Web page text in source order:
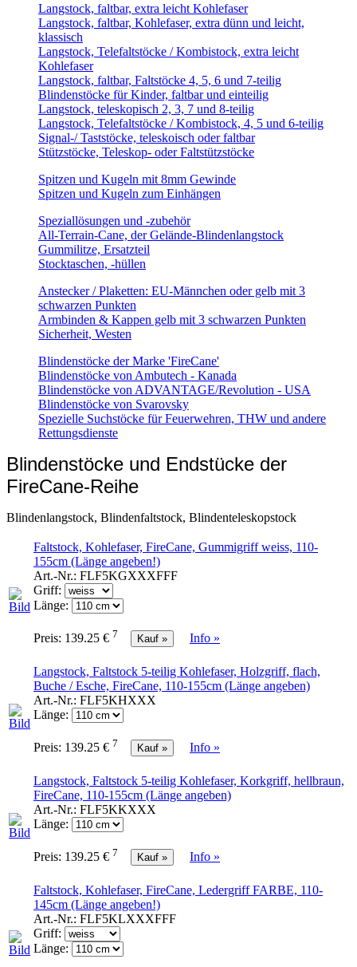
Langstock, faltbar, extra leicht Kohlefaser
Langstock, faltbar, Kohlefaser, extra dünn und leicht,
klassisch
Langstock, Telefaltstöcke / Kombistock, extra leicht
Kohlefaser
Langstock, faltbar, Faltstöcke 4, 5, 6 und 7-teilig
Blindenstöcke für Kinder, faltbar und einteilig
Langstock, teleskopisch 2, 3, 7 und 8-teilig
Langstock, Telefaltstöcke / Kombistock, 4, 5 und 6-teilig
Signal-/ Taststöcke, teleskoisch oder faltbar
Stützstöcke, Teleskop- oder Faltstützstöcke
Spitzen und Kugeln mit 8mm Gewinde
Spitzen und Kugeln zum Einhängen
Speziallösungen und -zubehör
All-Terrain-Cane, der Gelände-Blindenlangstock
Gummilitze, Ersatzteil
Stocktaschen, -hüllen
Anstecker / Plaketten: EU-Männchen oder gelb mit 3
schwarzen Punkten
Armbinden & Kappen gelb mit 3 schwarzen Punkten
Sicherheit, Westen
Blindenstöcke der Marke 'FireCane'
Blindenstöcke von Ambutech - Kanada
Blindenstöcke von ADVANTAGE/Revolution - USA
Blindenstöcke von Svarovsky
Spezielle Suchstöcke für Feuerwehren, THW und andere
Rettungsdienste
Blindenstöcke und Endstücke der
FireCane-Reihe
Blindenlangstock, Blindenfaltstock, Blindenteleskopstock
Faltstock, Kohlefaser, FireCane, Gummigriff weiss, 110-
155cm (Länge angeben!)
Art.-Nr.: FLF5KGXXXFFF
Griff:
Länge:
Preis: 139.25 € 7 Info »
Langstock, Faltstock 5-teilig Kohlefaser, Holzgriff, flach,
Buche / Esche, FireCane, 110-155cm (Länge angeben)
Art.-Nr.: FLF5KHXXX
Länge:
Preis: 139.25 € 7 Info »
Langstock, Faltstock 5-teilig Kohlefaser, Korkgriff, hellbraun,
FireCane, 110-155cm (Länge angeben)
Art.-Nr.: FLF5KKXXX
Länge:
Preis: 139.25 € 7 Info »
Faltstock, Kohlefaser, FireCane, Ledergriff FARBE, 110-
145cm (Länge angeben!)
Art.-Nr.: FLF5KLXXXFFF
Griff:
Länge: